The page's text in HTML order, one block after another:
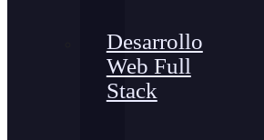
Desarrollo
Web Full
Stack